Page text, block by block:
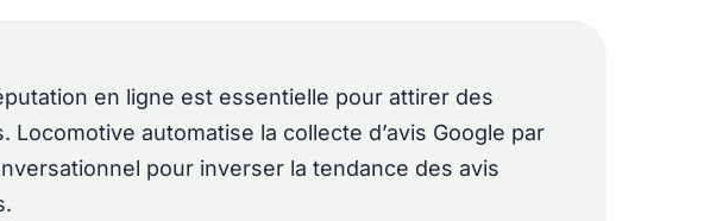
en ligne est essentielle pour attirer des
Locomotive automatise la collecte d’avis Google par
pour inverser la tendance des avis